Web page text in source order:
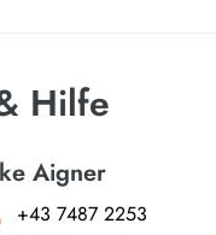
Hilfe
Aigner
+43 7487 2253